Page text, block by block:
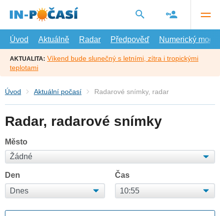
hlavní
Úvod
Aktuálně Radar Předpověď Numerický model
AKTUALITA: Víkend bude slunečný s letními, zítra i tropickými
teplotami
Úvod Aktuální počasí Radarové snímky, radar
Radar, radarové snímky
Město
Den Čas